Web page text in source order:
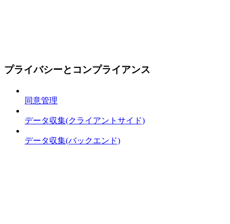
プライバシーとコンプライアンス
同意管理
データ収集(クライアントサイド)
データ収集(バックエンド)